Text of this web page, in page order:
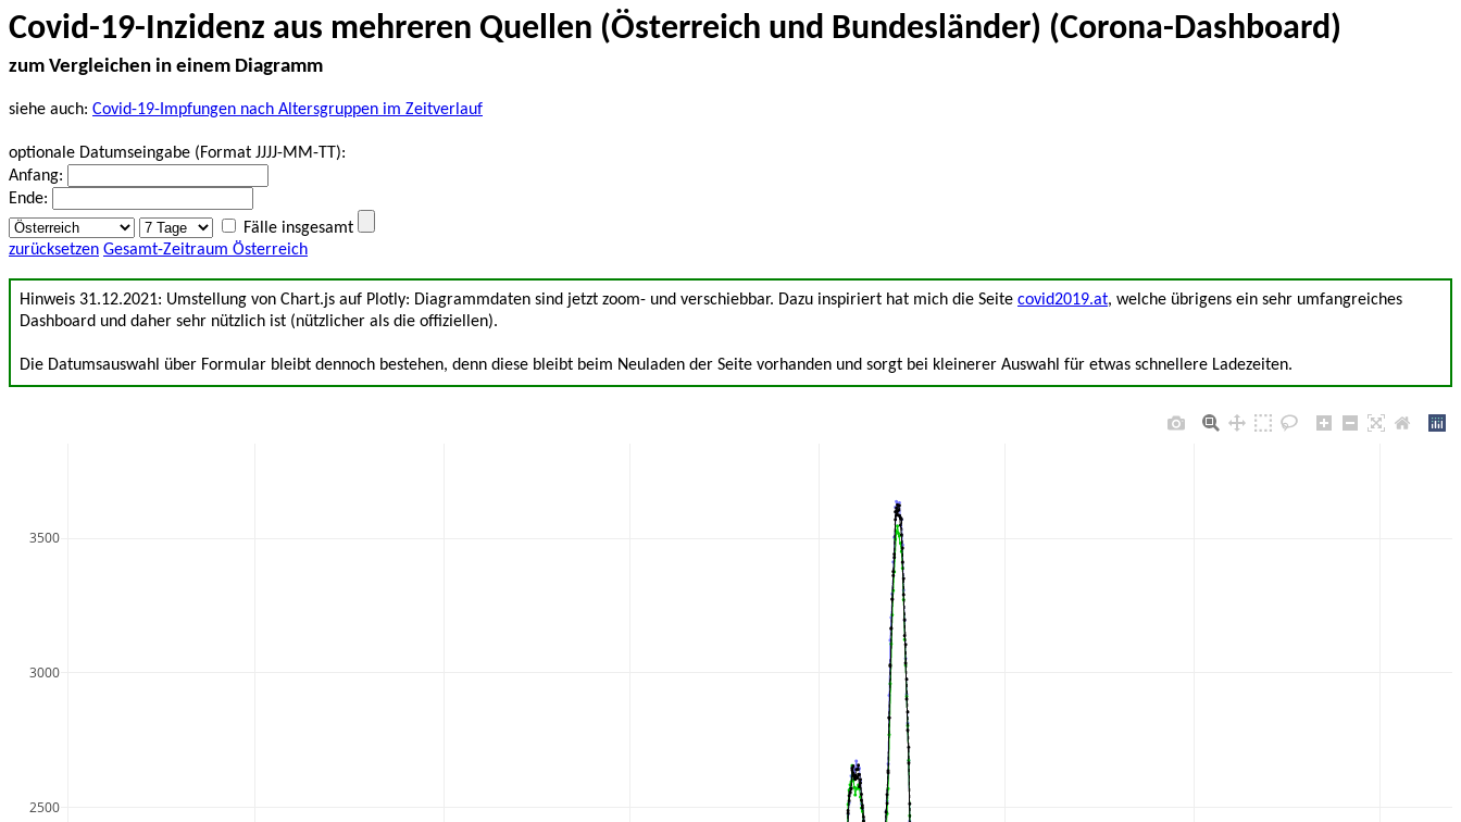
Covid-19-Inzidenz aus mehreren Quellen (Österreich und Bundesländer) (Corona-Dashboard)
zum Vergleichen in einem Diagramm
siehe auch: Covid-19-Impfungen nach Altersgruppen im Zeitverlauf
optionale Datumseingabe (Format JJJJ-MM-TT):
Anfang:
Ende:
Fälle insgesamt
zurücksetzen Gesamt-Zeitraum Österreich
Hinweis 31.12.2021: Umstellung von Chart.js auf Plotly: Diagrammdaten sind jetzt zoom- und verschiebbar. Dazu inspiriert hat mich die Seite covid2019.at, welche übrigens ein sehr umfangreiches
Dashboard und daher sehr nützlich ist (nützlicher als die offiziellen).
Die Datumsauswahl über Formular bleibt dennoch bestehen, denn diese bleibt beim Neuladen der Seite vorhanden und sorgt bei kleinerer Auswahl für etwas schnellere Ladezeiten.
2500
3000
3500